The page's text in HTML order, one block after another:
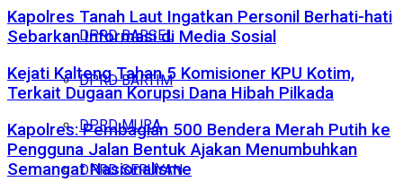
DPRD BARSEL
DPRD BARTIM
DPRD MURA
DPRD SERUYAN
Kapolres Tanah Laut Ingatkan Personil Berhati-hati
Sebarkan Informasi di Media Sosial
Kejati Kalteng Tahan 5 Komisioner KPU Kotim,
Terkait Dugaan Korupsi Dana Hibah Pilkada
Kapolres: Pembagian 500 Bendera Merah Putih ke
Pengguna Jalan Bentuk Ajakan Menumbuhkan
Semangat Nasionalisme